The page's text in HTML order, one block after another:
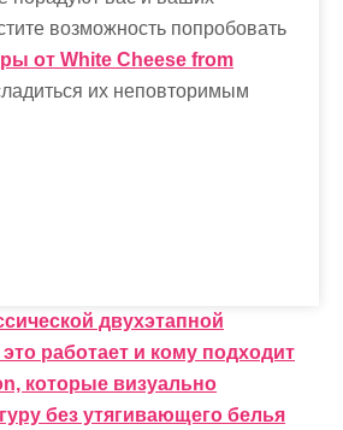
возможность попробовать
от White Cheese from
их неповторимым
двухэтапной
работает и кому подходит
которые визуально
без утягивающего белья